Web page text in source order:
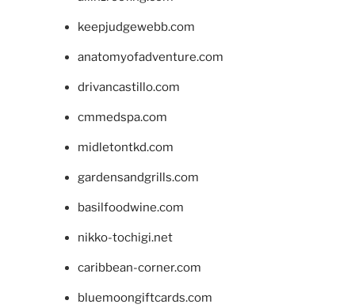
keepjudgewebb.com
anatomyofadventure.com
drivancastillo.com
cmmedspa.com
midletontkd.com
gardensandgrills.com
basilfoodwine.com
nikko-tochigi.net
caribbean-corner.com
bluemoongiftcards.com